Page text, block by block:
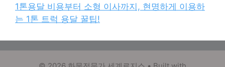
1톤용달 비용부터 소형 이사까지, 현명하게 이용하
는 1톤 트럭 용달 꿀팁!